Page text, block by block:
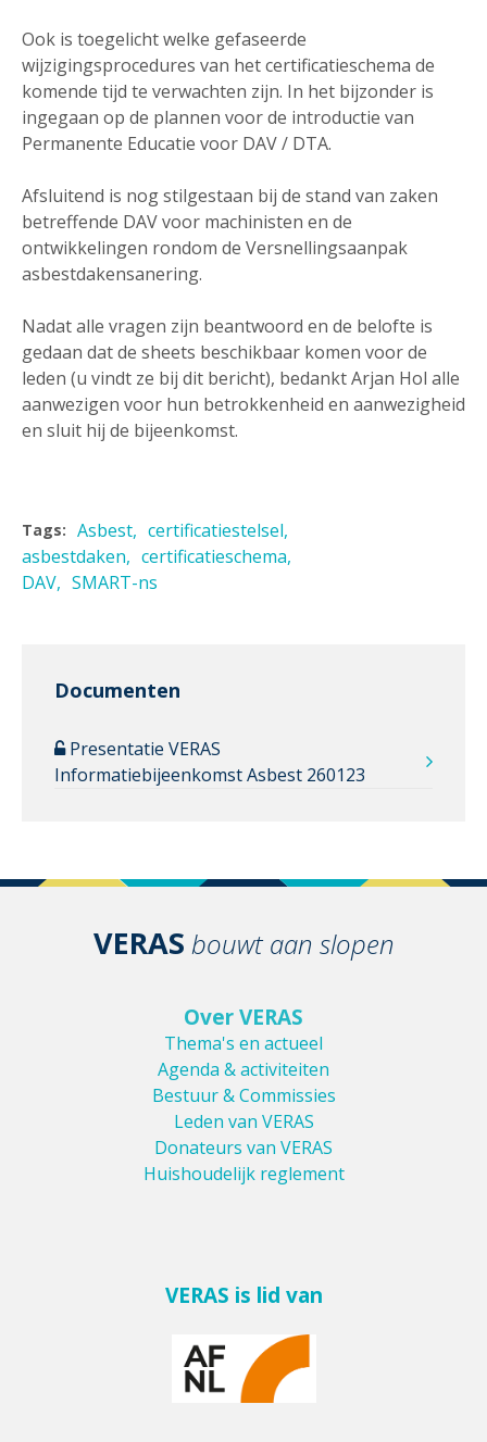
Ook is toegelicht welke gefaseerde
wijzigingsprocedures van het certificatieschema de
komende tijd te verwachten zijn. In het bijzonder is
ingegaan op de plannen voor de introductie van
Permanente Educatie voor DAV / DTA.
Afsluitend is nog stilgestaan bij de stand van zaken
betreffende DAV voor machinisten en de
ontwikkelingen rondom de Versnellingsaanpak
asbestdakensanering.
Nadat alle vragen zijn beantwoord en de belofte is
gedaan dat de sheets beschikbaar komen voor de
leden (u vindt ze bij dit bericht), bedankt Arjan Hol alle
aanwezigen voor hun betrokkenheid en aanwezigheid
en sluit hij de bijeenkomst.
Tags: Asbest
certificatiestelsel
asbestdaken
certificatieschema
DAV
SMART-ns
Documenten
Presentatie VERAS
Informatiebijeenkomst Asbest 260123
VERAS bouwt aan slopen
Over VERAS
Thema's en actueel
Agenda & activiteiten
Bestuur & Commissies
Leden van VERAS
Donateurs van VERAS
Huishoudelijk reglement
VERAS is lid van